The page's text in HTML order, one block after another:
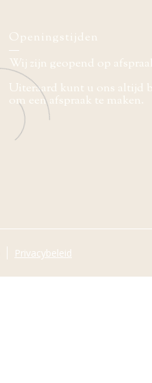
Openingstijden
Wij zijn geopend op
Uiteraard kunt u ons altijd
om een afspraak te maken.
Privacybeleid